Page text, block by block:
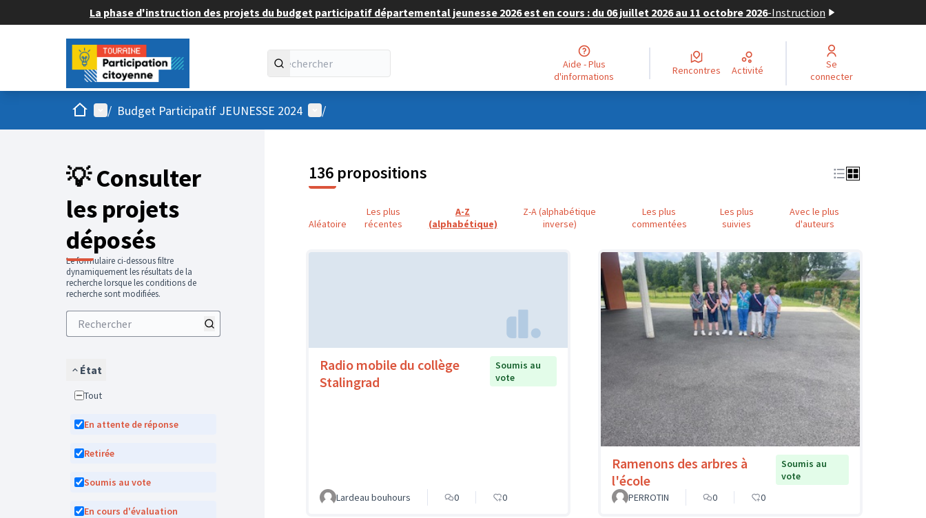
La phase d'instruction des projets du budget participatif départemental jeunesse 2026 est en cours : du 06 juillet 2026 au 11 octobre 2026-Instruction
Aide - Plus
d'informations
Rencontres Activité
Se
connecter
AccueilMenu principal
/ Budget Participatif JEUNESSE 2024 Menu utilisateur
/
💡 Consulter
les projets
déposés
Le formulaire ci-dessous filtre
dynamiquement les résultats de la
recherche lorsque les conditions de
recherche sont modifiées.
État
Tout
En attente de réponse
Retirée
Soumis au vote
En cours d'évaluation
136 propositions
Aléatoire
Les plus
récentes
A-Z
(alphabétique)
Z-A (alphabétique
inverse)
Les plus
commentées
Les plus
suivies
Avec le plus
d'auteurs
Radio mobile du collège
Stalingrad
Soumis au
vote
Lardeau bouhours 0 0
Ramenons des arbres à
l'école
Soumis au
vote
PERROTIN
0 0